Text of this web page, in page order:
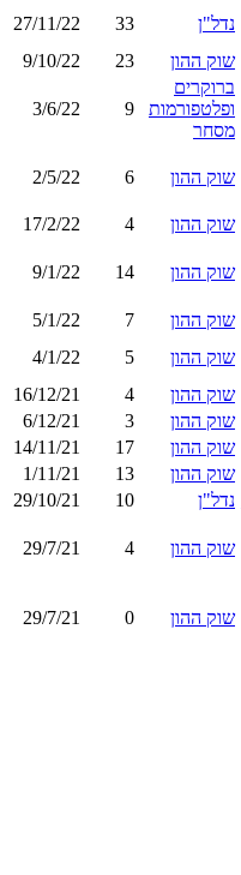
נדל"ן 33
27/11/22
שוק ההון 23
9/10/22
ברוקרים
ופלטפורמות
מסחר
9
3/6/22
שוק ההון 6
2/5/22
שוק ההון 4
17/2/22
שוק ההון 14
9/1/22
שוק ההון 7
5/1/22
שוק ההון 5
4/1/22
שוק ההון 4
16/12/21
שוק ההון 3
6/12/21
שוק ההון 17
14/11/21
שוק ההון 13
1/11/21
נדל"ן 10
29/10/21
שוק ההון 4
29/7/21
שוק ההון 0
29/7/21